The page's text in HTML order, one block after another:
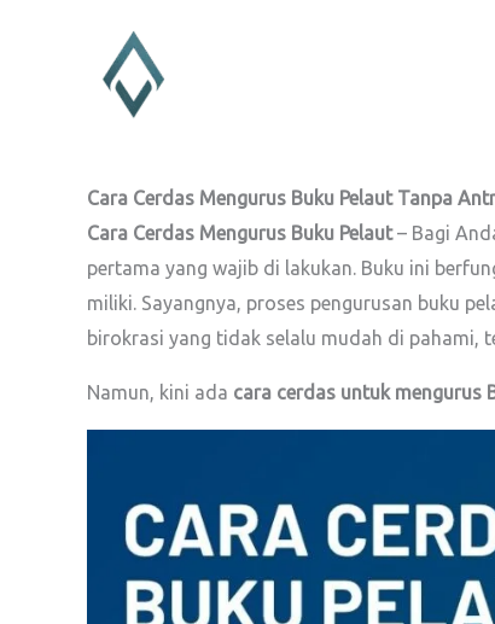
Cara Cerdas Mengurus Buku Pelaut Tanpa
Cara Cerdas Mengurus Buku Pelaut– Bagi
pertama yang wajib di lakukan. Buku ini
miliki. Sayangnya, proses pengurusan buku
birokrasi yang tidak selalu mudah di pahami,
Namun, kini ada cara cerdas untuk mengurus